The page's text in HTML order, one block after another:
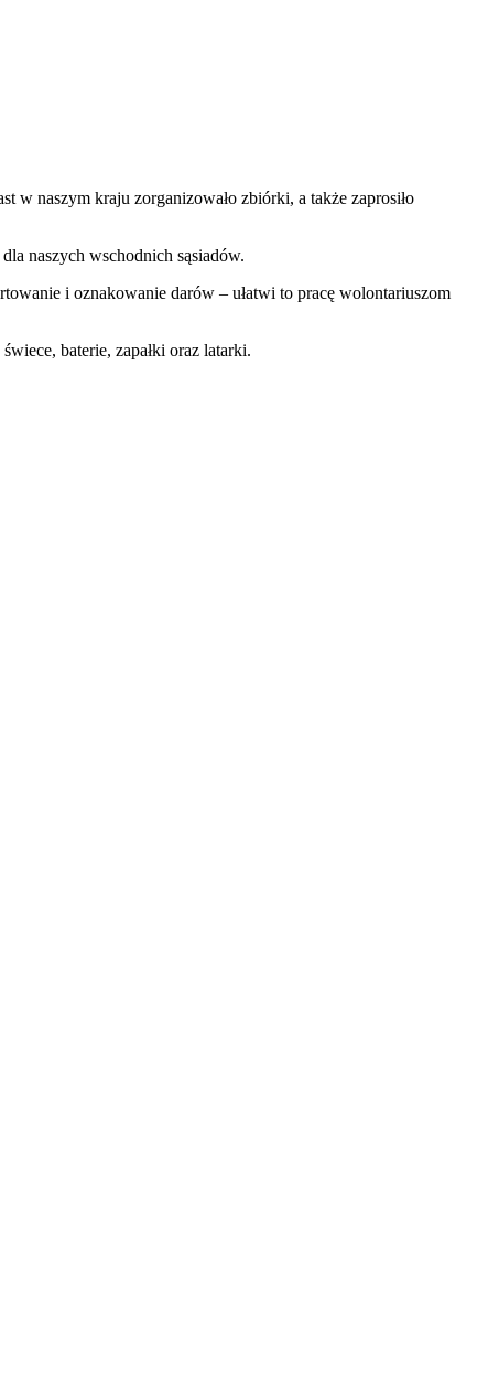
w naszym kraju zorganizowało zbiórki, a także zaprosiło
naszych wschodnich sąsiadów.
i oznakowanie darów – ułatwi to pracę wolontariuszom
baterie, zapałki oraz latarki.